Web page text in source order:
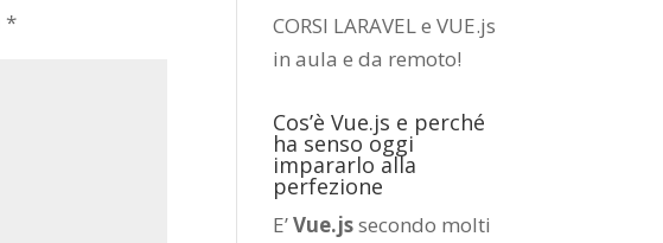
*
CORSI LARAVEL e VUE.js
in aula e da remoto!
Cos’è Vue.js e perché
ha senso oggi
impararlo alla
perfezione
E’Vue.jssecondo molti